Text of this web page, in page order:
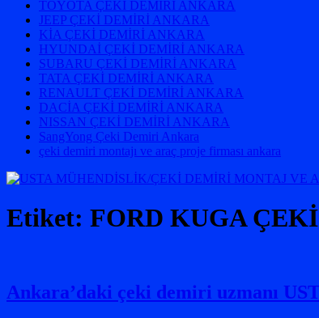
TOYOTA ÇEKİ DEMİRİ ANKARA
JEEP ÇEKİ DEMİRİ ANKARA
KİA ÇEKİ DEMİRİ ANKARA
HYUNDAİ ÇEKİ DEMİRİ ANKARA
SUBARU ÇEKİ DEMİRİ ANKARA
TATA ÇEKİ DEMİRİ ANKARA
RENAULT ÇEKİ DEMİRİ ANKARA
DACİA ÇEKİ DEMİRİ ANKARA
NISSAN ÇEKİ DEMİRİ ANKARA
SangYong Çeki Demiri Ankara
çeki demiri montajı ve araç proje firması ankara
Etiket: FORD KUGA
Ankara’daki çeki demiri uzmanı